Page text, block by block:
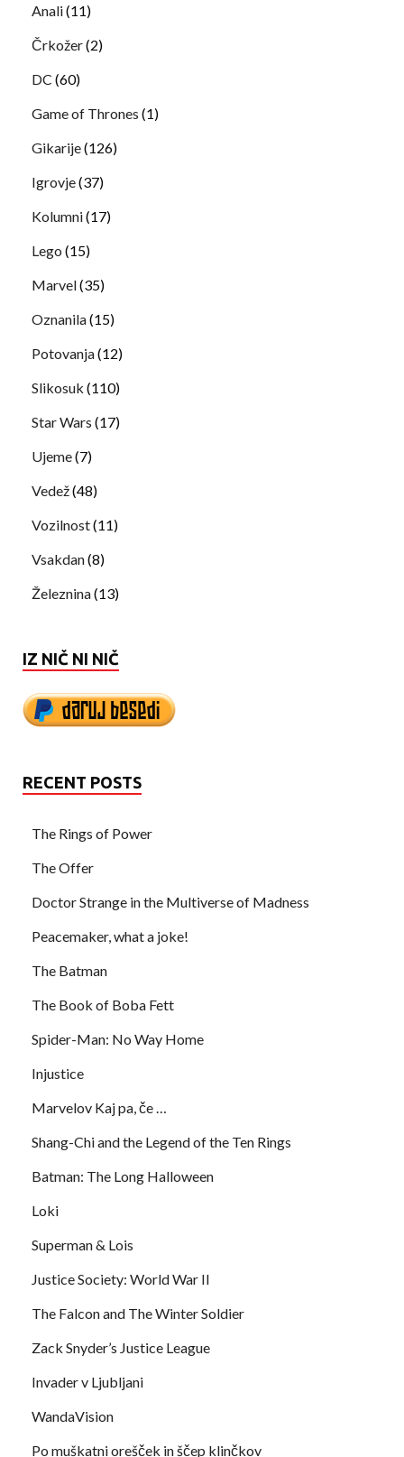
Anali(11)
Črkožer(2)
DC (60)
Game of Thrones (1)
Gikarije(126)
Igrovje(37)
Kolumni(17)
Lego (15)
Marvel(35)
Oznanila(15)
Potovanja(12)
Slikosuk (110)
Star Wars (17)
Ujeme(7)
Vedež(48)
Vozilnost(11)
Vsakdan(8)
Železnina(13)
IZ NIČ NI NIČ
RECENT POSTS
The Rings of Power
The Offer
Doctor Strange in the Multiverse of Madness
Peacemaker, what a joke!
The Batman
The Book of Boba Fett
Spider-Man: No Way Home
Injustice
Marvelov Kaj pa, če …
Shang-Chi and the Legend of the Ten Rings
Batman: The Long Halloween
Loki
Superman & Lois
Justice Society: World War II
The Falcon and The Winter Soldier
Zack Snyder’s Justice League
Invader v Ljubljani
WandaVision
Po muškatni orešček in ščep klinčkov